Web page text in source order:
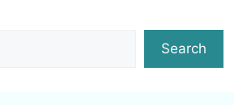
Search